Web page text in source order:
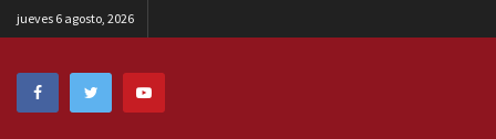
jueves 6 agosto, 2026